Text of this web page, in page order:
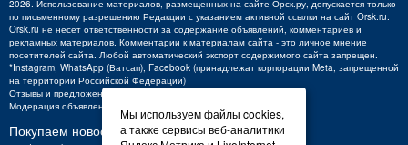
2026. Использование материалов, размещенных на сайте Орск.ру, допускается только
по письменному разрешению Редакции с указанием активной ссылки на сайт Orsk.ru.
Orsk.ru не несет ответственности за содержание объявлений, комментариев и
рекламных материалов. Комментарии к материалам сайта - это личное мнение
посетителей сайта. Любой автоматический экспорт содержимого сайта запрещен.
*Instagram, WhatsApp (Ватсап), Facebook (принадлежат корпорации Meta, запрещенной
на территории Российской Федерации)
Отзывы и предложения о работе портала:
Модерация объявлений +7 (3537) 32-71-28
Покупаем новости:
Мы используем файлы cookies,
а также сервисы веб-аналитики